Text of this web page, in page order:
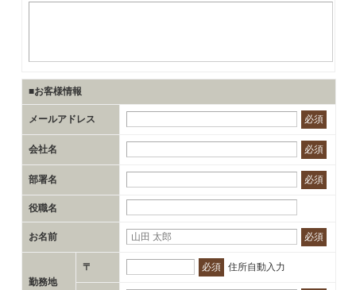
■お客様情報
メールアドレス 必須
会社名 必須
部署名 必須
役職名
お名前 必須
勤務地
〒 必須 住所自動入力